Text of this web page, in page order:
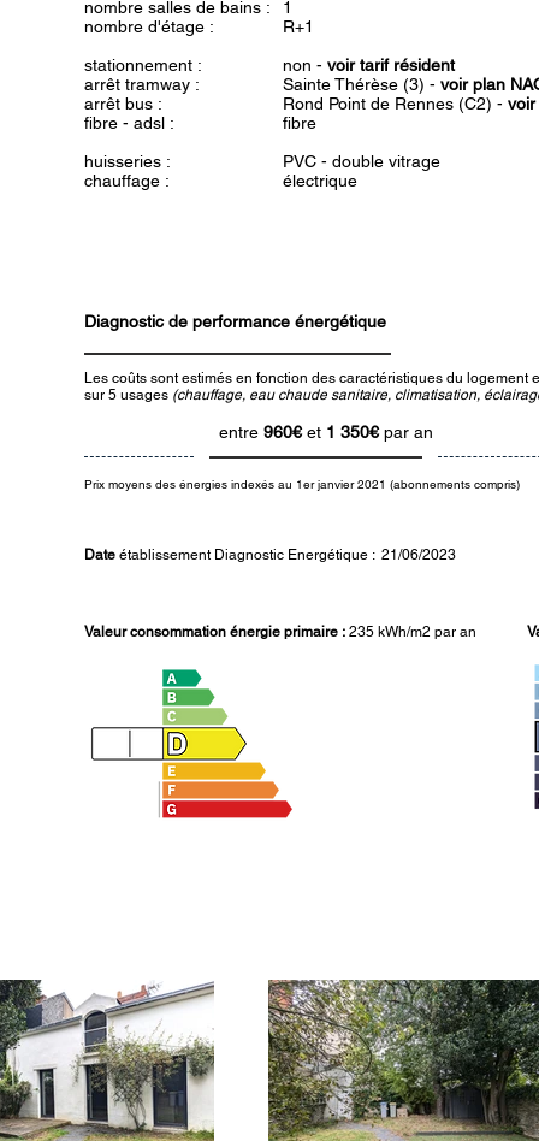
nombre salles de bains :
nombre d'étage :
stationnement :
arrêt tramway :
arrêt bus :
fibre - adsl :
huisseries :
chauffage :
1
R+1
non - voir tarif résident
Sainte Thérèse (3) - voir plan
Rond Point de Rennes (C2) - voir
fibre
PVC - double vitrage
électrique
Diagnostic de performance énergétique
Les coûts sont estimés en fonction des caractéristiques du logement
sur 5 usages (chauffage, eau chaude sanitaire, climatisation,
entre 960€et 1 350€par an
Prix moyens des énergies indexés au 1er janvier 2021 (abonnements compris)
Date établissement Diagnostic Energétique : 21/06/2023
Valeur consommation énergie primaire : 235 kWh/m2 par an